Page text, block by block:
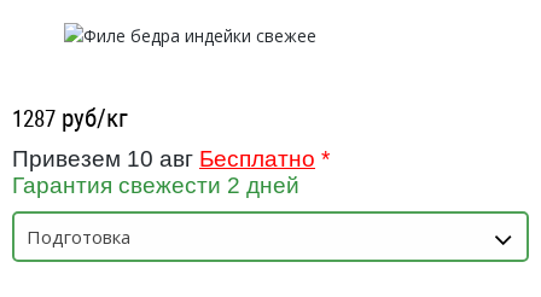
1287 руб/кг
Привезем 10 авг Бесплатно *
Гарантия свежести 2 дней
Подготовка